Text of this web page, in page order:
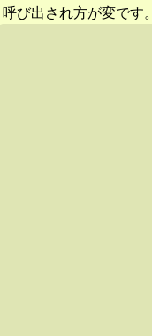
呼び出され方が変です。